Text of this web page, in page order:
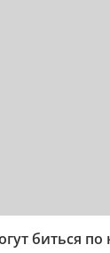
биться по